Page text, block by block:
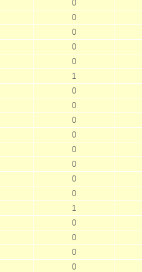
0
0
0
0
0
1
0
0
0
0
0
0
0
0
1
0
0
0
0